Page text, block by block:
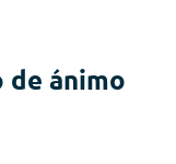
de ánimo